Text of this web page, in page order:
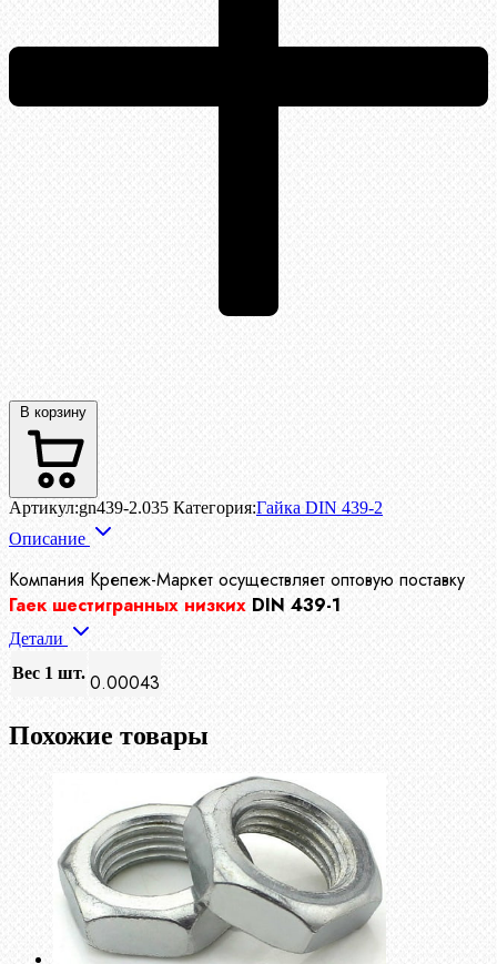
В корзину
Артикул:gn439-2.035 Категория:Гайка DIN 439-2
Описание
Компания Крепеж-Маркет осуществляет оптовую поставку
Гаек шестигранных низких DIN 439-1
Детали
Вес 1 шт. 0.00043
Похожие товары